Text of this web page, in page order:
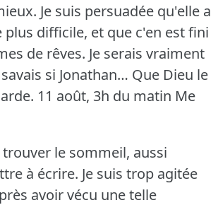
Je suis persuadée qu'elle a
plus difficile, et que c'en est fini
de rêves. Je serais vraiment
si Jonathan… Que Dieu le
11 août, 3h du matin Me
trouver le sommeil, aussi
à écrire. Je suis trop agitée
avoir vécu une telle